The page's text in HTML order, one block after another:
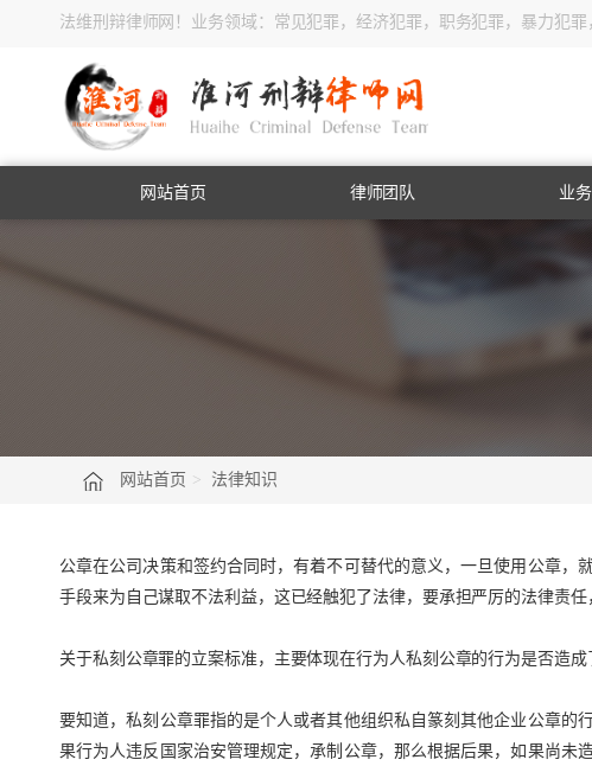
法维刑辩律师网！业务领域：常见犯罪，经济犯罪，职务犯罪，暴力犯
网站首页 律师团队 业
网站首页 > 法律知识
公章在公司决策和签约合同时，有着不可替代的意义，一旦使用公章
手段来为自己谋取不法利益，这已经触犯了法律，要承担严厉的法律责
关于私刻公章罪的立案标准，主要体现在行为人私刻公章的行为是否造成
要知道，私刻公章罪指的是个人或者其他组织私自篆刻其他企业公章的
果行为人违反国家治安管理规定，承制公章，那么根据后果，如果尚